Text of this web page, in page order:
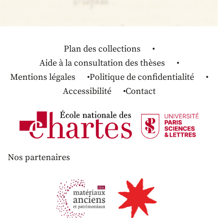
Plan des collections
Aide à la consultation des thèses
Mentions légales
Politique de confidentialité
Accessibilité
Contact
Nos partenaires